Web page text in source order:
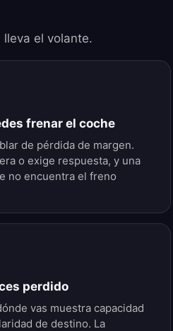
el volante.
frenar el coche
de pérdida de margen.
o exige respuesta, y una
no encuentra el freno
perdido
vas muestra capacidad
de destino. La